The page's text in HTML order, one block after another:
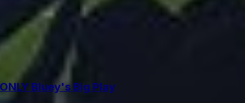
ONLY Bluey's Big Play